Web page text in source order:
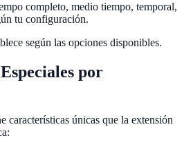
completo, medio tiempo, temporal,
tu configuración.
según las opciones disponibles.
por
características únicas que la extensión